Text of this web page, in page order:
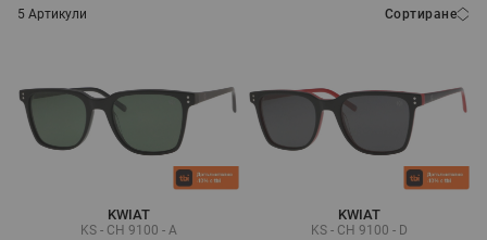
5 Артикули Сортиране
KWIAT
KS - CH 9100 - A
KWIAT
KS - CH 9100 - D